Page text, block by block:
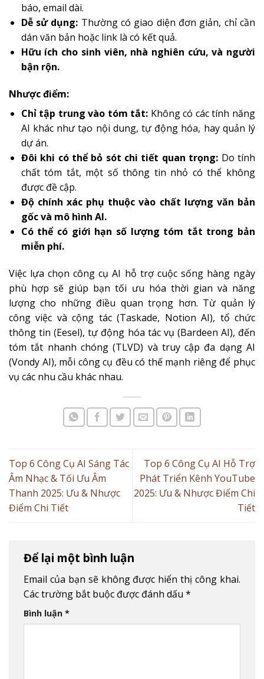
báo, email dài.
Dễ sử dụng: Thường có giao diện đơn giản, chỉ cần
dán văn bản hoặc link là có kết quả.
Hữu ích cho sinh viên, nhà nghiên cứu, và người
bận rộn.
Nhược điểm:
Chỉ tập trung vào tóm tắt: Không có các tính năng
AI khác như tạo nội dung, tự động hóa, hay quản lý
dự án.
Đôi khi có thể bỏ sót chi tiết quan trọng: Do tính
chất tóm tắt, một số thông tin nhỏ có thể không
được đề cập.
Độ chính xác phụ thuộc vào chất lượng văn bản
gốc và mô hình AI.
Có thể có giới hạn số lượng tóm tắt trong bản
miễn phí.
Việc lựa chọn công cụ AI hỗ trợ cuộc sống hàng ngày
phù hợp sẽ giúp bạn tối ưu hóa thời gian và năng
lượng cho những điều quan trọng hơn. Từ quản lý
công việc và cộng tác (Taskade, Notion AI), tổ chức
thông tin (Eesel), tự động hóa tác vụ (Bardeen AI), đến
tóm tắt nhanh chóng (TLVD) và truy cập đa dạng AI
(Vondy AI), mỗi công cụ đều có thế mạnh riêng để phục
vụ các nhu cầu khác nhau.
Top 6 Công Cụ AI Sáng Tác
Âm Nhạc & Tối Ưu Âm
Thanh 2025: Ưu & Nhược
Điểm Chi Tiết
Top 6 Công Cụ AI Hỗ Trợ
Phát Triển Kênh YouTube
2025: Ưu & Nhược Điểm Chi
Tiết
Để lại một bình luận
Email của bạn sẽ không được hiển thị công khai.
Các trường bắt buộc được đánh dấu *
Bình luận *